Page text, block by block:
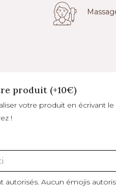
produit (+10€)
votre produit en écrivant
!
autorisés. Aucun émojis